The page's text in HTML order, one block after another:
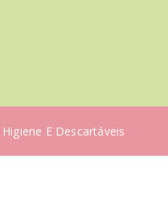
Higiene E Descartáveis